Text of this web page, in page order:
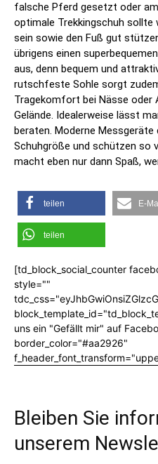
falsche Pferd gesetzt oder
optimale Trekkingschuh
sein sowie den Fuß gut
übrigens einen
aus, denn bequem und
rutschfeste Sohle sorgt
Tragekomfort bei Nässe oder
Gelände. Idealerweise lässt
beraten. Moderne
Schuhgröße und schützen so
macht eben nur dann Spaß,
teilen E-
teilen
[td_block_social_counter
style=""
uns ein "Gefällt mir" auf
border_color="#aa2926"
Bleiben Sie
unserem